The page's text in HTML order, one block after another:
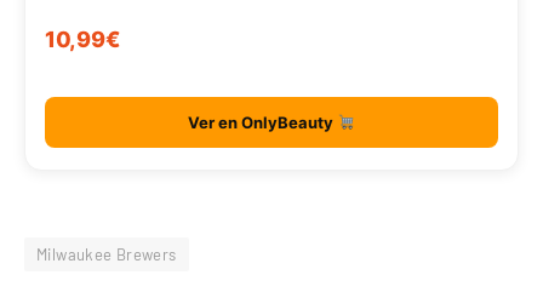
10,99€
Ver en OnlyBeauty
Milwaukee Brewers